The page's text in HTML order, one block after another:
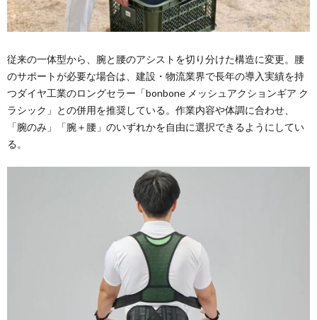
従来の一体型から、腕と腰のアシストを切り分けた構造に変更。腰
のサポートが必要な場合は、建設・物流業界で長年の導入実績を持
つダイヤ工業のロングセラー「bonbone メッシュアクションギア ク
ラシック」との併用を推奨している。作業内容や体調に合わせ、
「腕のみ」「腕＋腰」のいずれかを自由に選択できるようにしてい
る。